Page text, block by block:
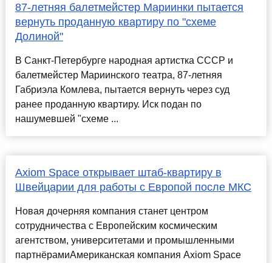
87-летняя балетмейстер Мариинки пытается
вернуть проданную квартиру по "схеме
Долиной"
В Санкт-Петербурге народная артистка СССР и
балетмейстер Мариинского театра, 87-летняя
Габриэла Комлева, пытается вернуть через суд
ранее проданную квартиру. Иск подан по
нашумевшей "схеме ...
Axiom Space открывает штаб-квартиру в
Швейцарии для работы с Европой после МКС
Новая дочерняя компания станет центром
сотрудничества с Европейским космическим
агентством, университетами и промышленными
партнёрамиАмериканская компания Axiom Space